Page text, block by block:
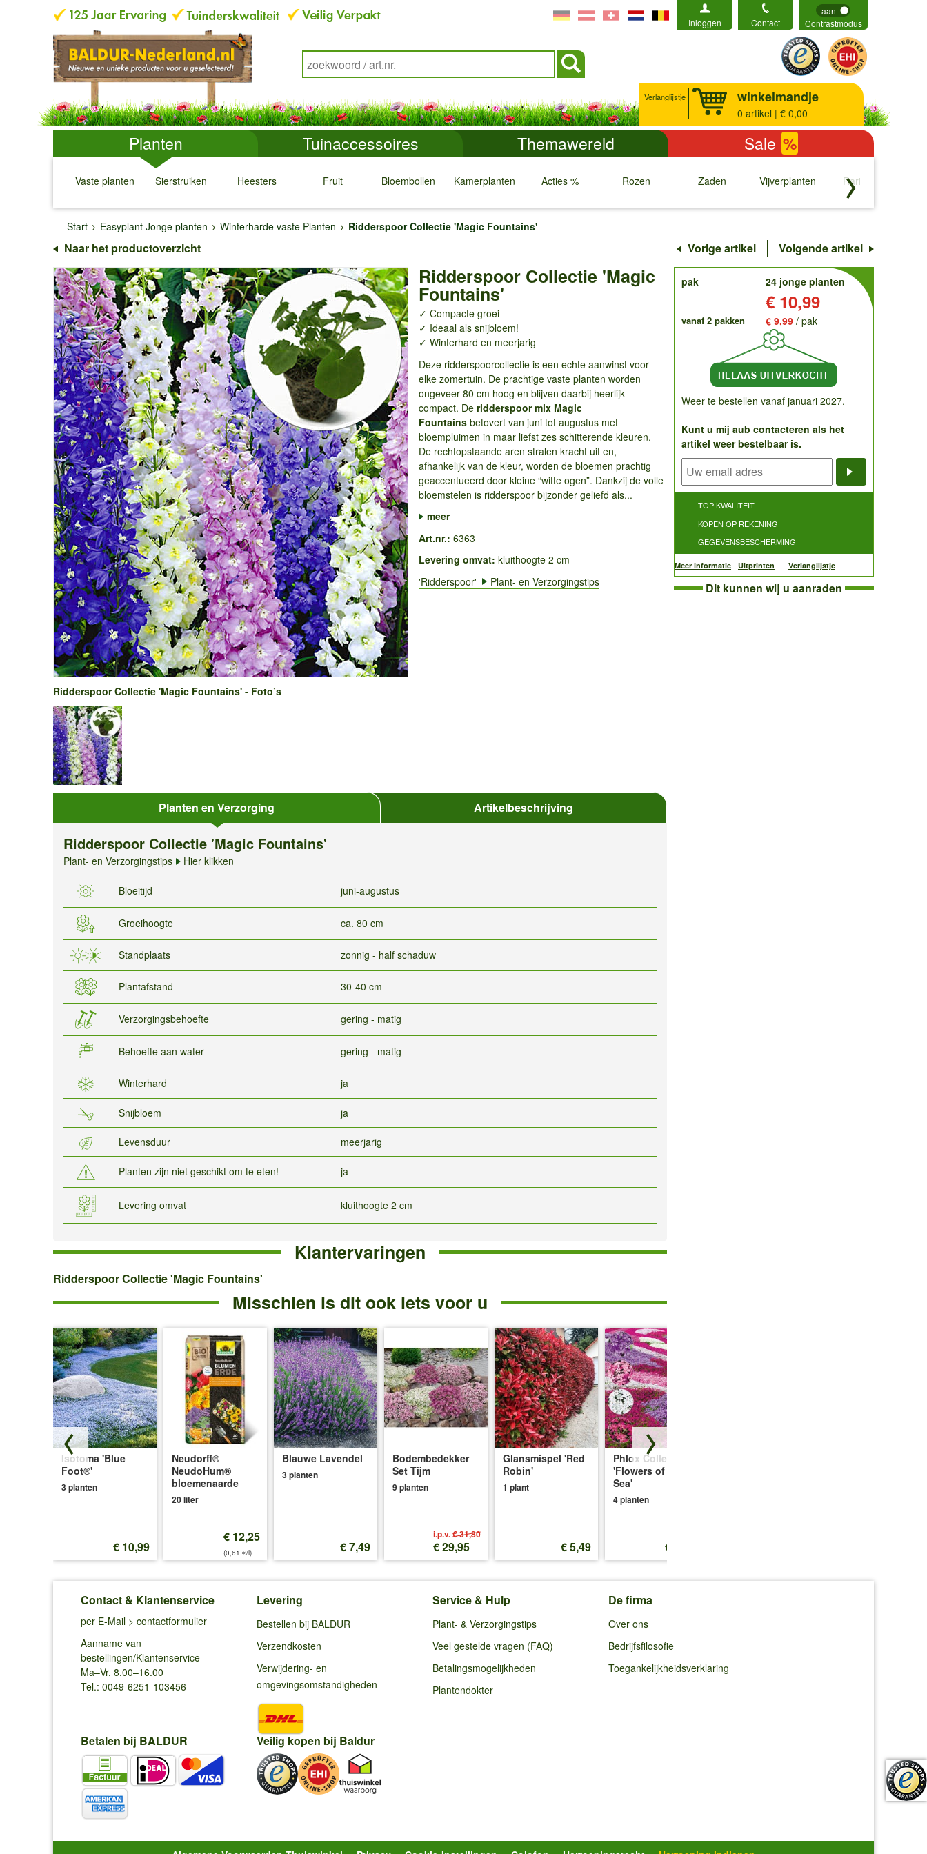
Inloggen Contact
aan
Contrastmodus
Verlanglijstje winkelmandje
0 artikel | € 0,00
Planten Tuinaccessoires Themawereld Sale %
Vaste planten
↓
Sierstruiken
↓
Heesters
↓
Fruit
↓
Bloembollen
↓
Kamerplanten
↓
Acties %
↓
Rozen
↓
Zaden
↓
Vijverplanten
↓
Rariteiten
↓
Start
Easyplant Jonge planten Winterharde vaste Planten Ridderspoor Collectie 'Magic Fountains'
Naar het productoverzicht Vorige artikel Volgende artikel
Ridderspoor Collectie 'Magic
Fountains'
✓ Compacte groei
✓ Ideaal als snijbloem!
✓ Winterhard en meerjarig
Deze ridderspoorcollectie is een echte aanwinst voor
elke zomertuin. De prachtige vaste planten worden
ongeveer 80 cm hoog en blijven daarbij heerlijk
compact. De ridderspoor mix Magic
Fountainsbetovert van juni tot augustus met
bloempluimen in maar liefst zes schitterende kleuren.
De rechtopstaande aren stralen kracht uit en,
afhankelijk van de kleur, worden de bloemen prachtig
geaccentueerd door kleine “witte ogen”. Dankzij de volle
bloemstelen is ridderspoor bijzonder geliefd als...
meer
Art.nr.: 6363
Levering omvat: kluithoogte 2 cm
'Ridderspoor'
Plant- en Verzorgingstips
Ridderspoor Collectie 'Magic Fountains' - Foto’s
Planten en Verzorging Artikelbeschrijving
Ridderspoor Collectie 'Magic Fountains'
Plant- en Verzorgingstips Hier klikken
Bloeitijd juni-augustus
Groeihoogte ca. 80 cm
Standplaats zonnig - half schaduw
Plantafstand 30-40 cm
Verzorgingsbehoefte gering - matig
Behoefte aan water gering - matig
Winterhard ja
Snijbloem ja
Levensduur meerjarig
Planten zijn niet geschikt om te eten! ja
Levering omvat kluithoogte 2 cm
Klantervaringen
Ridderspoor
Fountains'
Ridderspoor Collectie 'Magic Fountains'
Misschien is dit ook iets voor u
Isotoma 'Blue
Foot®'
3 planten
€ 10,99
Neudorff®
NeudoHum®
bloemenaarde
20 liter
€ 12,25
(0,61 €/l)
Blauwe Lavendel
3 planten
€ 7,49
Bodembedekker
Set Tijm
9 planten
i.p.v.€ 31,80
€ 29,95
Glansmispel 'Red
Robin'
1 plant
€ 5,49
Phlox Collectie
'Flowers of the
Sea'
4 planten
€ 13,25
order
pak
24 jonge planten
€ 10,99
vanaf 2 pakken € 9,99 / pak
Weer te bestellen vanaf januari 2027.
Kunt u mij aub contacteren als het
artikel weer bestelbaar is.
TOP KWALITEIT
KOPEN OP REKENING
GEGEVENSBESCHERMING
Meer informatie Uitprinten Verlanglijstje
Dit kunnen wij u aanraden
Contact & Klantenservice
per E-Mail > contactformulier
Aanname van
bestellingen/Klantenservice
Ma–Vr, 8.00–16.00
Tel.: 0049-6251-103456
Levering
Bestellen bij BALDUR
Verzendkosten
Verwijdering- en
omgevingsomstandigheden
Service & Hulp
Plant- & Verzorgingstips
Veel gestelde vragen (FAQ)
Betalingsmogelijkheden
Plantendokter
De firma
Over ons
Bedrijfsfilosofie
Toegankelijkheidsverklaring
Betalen bij BALDUR Veilig kopen bij Baldur